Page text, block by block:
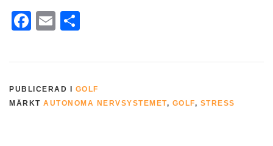
Facebook
Email
PUBLICERAD I GOLF
MÄRKT AUTONOMA NERVSYSTEMET, GOLF, STRESS